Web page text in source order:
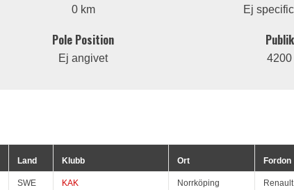
0 km
Pole Position
Ej angivet
Ej
Publik
4200
Land Klubb Ort Fordon
SWE KAK Norrköping